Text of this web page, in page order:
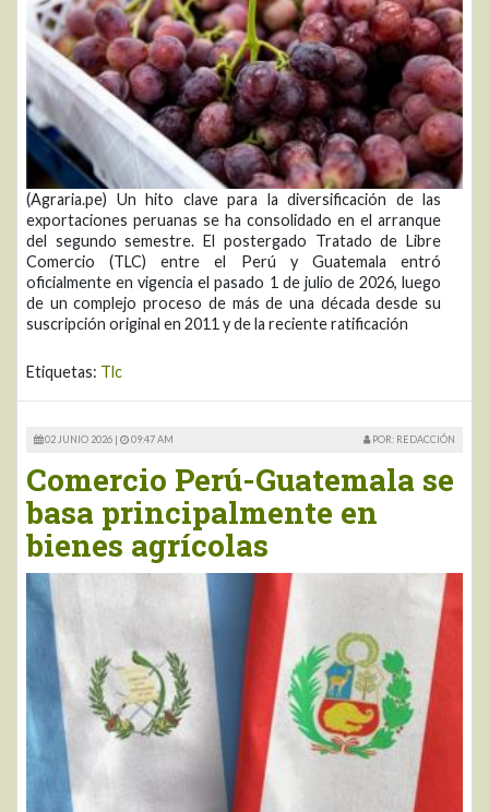
(Agraria.pe) Un hito clave para la diversificación de las
exportaciones peruanas se ha consolidado en el arranque
del segundo semestre. El postergado Tratado de Libre
Comercio (TLC) entre el Perú y Guatemala entró
oficialmente en vigencia el pasado 1 de julio de 2026, luego
de un complejo proceso de más de una década desde su
suscripción original en 2011 y de la reciente ratificación
Etiquetas: Tlc
02 JUNIO 2026 | 09:47 AM POR: REDACCIÓN
Comercio Perú-Guatemala se
basa principalmente en
bienes agrícolas